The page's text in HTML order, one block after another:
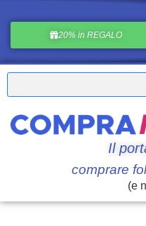
20% in REGALO
Il
comprare
(e